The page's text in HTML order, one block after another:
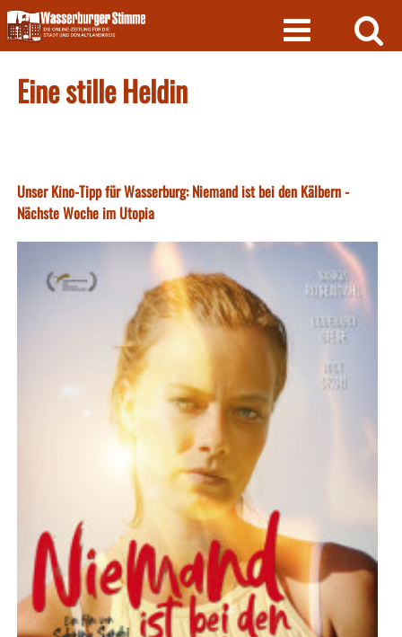
Skip
to
content
Eine stille Heldin
Unser Kino-Tipp für Wasserburg: Niemand ist bei den Kälbern -
Nächste Woche im Utopia